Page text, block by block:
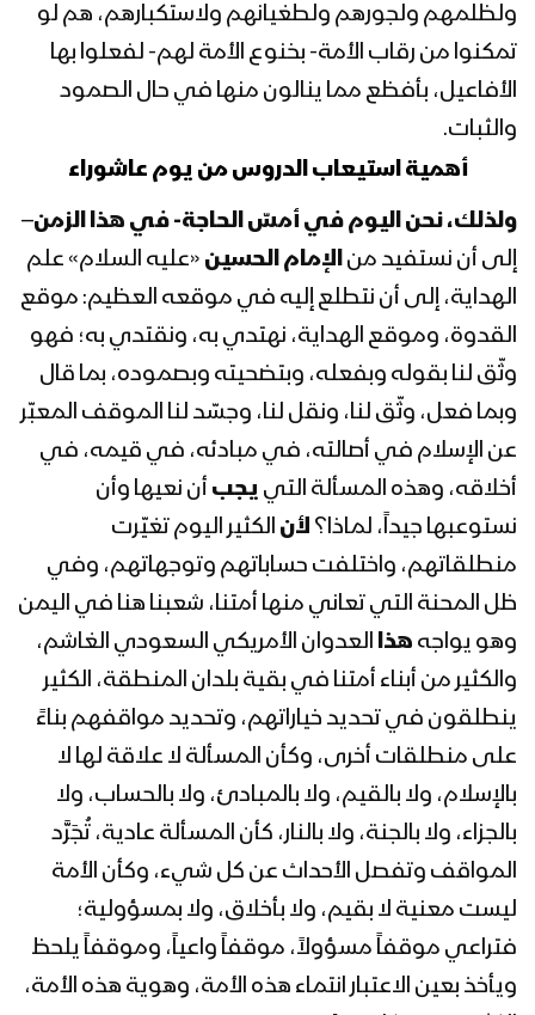
ولظلمهم ولجورهم ولطغيانهم ولاستكبارهم، هم لو
تمكنوا من رقاب الأمة- بخنوع الأمة لهم- لفعلوا بها
الأفاعيل، بأفظع مما ينالون منها في حال الصمود
والثبات.
أهمية استيعاب الدروس من يوم عاشوراء
ولذلك، نحن اليوم في أمسّ الحاجة- في هذا الزمن–
إلى أن نستفيد من الإمام الحسين «عليه السلام» علم
الهداية، إلى أن نتطلع إليه في موقعه العظيم: موقع
القدوة، وموقع الهداية، نهتدي به، ونقتدي به؛ فهو
وثّق لنا بقوله وبفعله، وبتضحيته وبصموده، بما قال
وبما فعل، وثّق لنا، ونقل لنا، وجسّد لنا الموقف المعبّر
عن الإسلام في أصالته، في مبادئه، في قيمه، في
أخلاقه، وهذه المسألة التي يجب أن نعيها وأن
نستوعبها جيداً، لماذا؟ لأن الكثير اليوم تغيّرت
منطلقاتهم، واختلفت حساباتهم وتوجهاتهم، وفي
ظل المحنة التي تعاني منها أمتنا، شعبنا هنا في اليمن
وهو يواجه هذا العدوان الأمريكي السعودي الغاشم،
والكثير من أبناء أمتنا في بقية بلدان المنطقة، الكثير
ينطلقون في تحديد خياراتهم، وتحديد مواقفهم بناءً
على منطلقات أخرى، وكأن المسألة لا علاقة لها لا
بالإسلام، ولا بالقيم، ولا بالمبادئ، ولا بالحساب، ولا
بالجزاء، ولا بالجنة، ولا بالنار، كأن المسألة عادية، تُجَرَّد
المواقف وتفصل الأحداث عن كل شيء، وكأن الأمة
ليست معنية لا بقيم، ولا بأخلاق، ولا بمسؤولية؛
فتراعي موقفاً مسؤولاً، موقفاً واعياً، وموقفاً يلحظ
ويأخذ بعين الاعتبار انتماء هذه الأمة، وهوية هذه الأمة،